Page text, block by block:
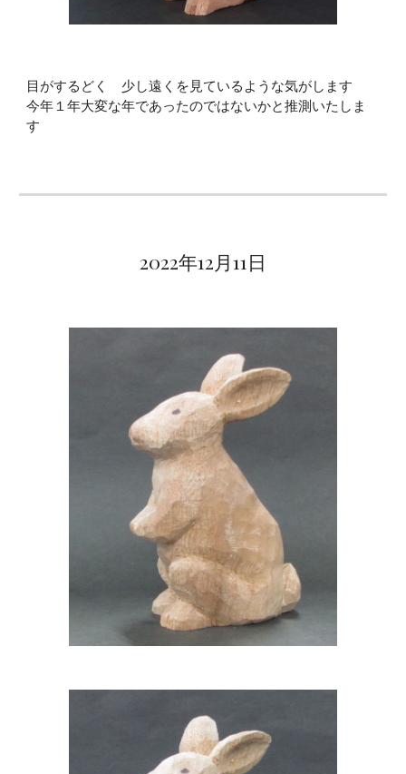
目がするどく　少し遠くを見ているような気がします
今年１年大変な年であったのではないかと推測いたしま
す
2022年12月11日